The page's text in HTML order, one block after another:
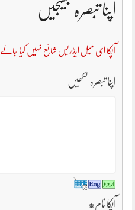
اپنا تبصرہ بھیجیں
آپکا ای میل ایڈریس شائع نہیں کیا جائے
اپنا تبصرہ لکھیں
آپکا نام*